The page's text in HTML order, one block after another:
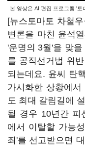
본 영상은 AI 편집 프로그램 '토
[뉴스토마토 차철
변론을 마친 윤석
'운명의 3월'을 맞
를 공직선거법 위
되는데요. 윤씨 탄
가시화한 상황에
도 최대 갈림길에
될 경우 10년간 피
에서 이탈할 가능
죄'를 선고받으면